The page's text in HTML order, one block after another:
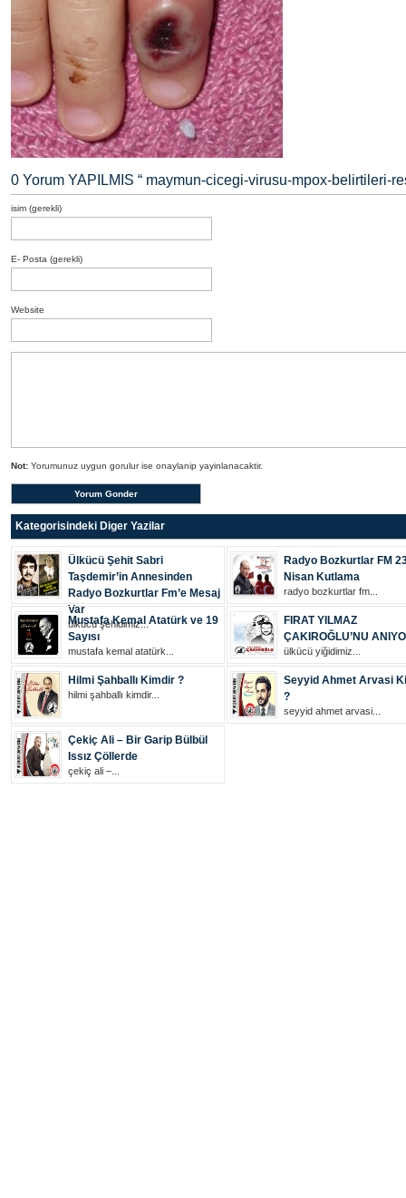
0 Yorum YAPILMIS “ maymun-cicegi-virusu-mpox-belirtileri-
isim (gerekli)
E- Posta (gerekli)
Website
Not: Yorumunuz uygun gorulur ise onaylanip yayinlanacaktir.
Kategorisindeki Diger Yazilar
Ülkücü Şehit Sabri
Taşdemir’in Annesinden
Radyo Bozkurtlar Fm’e Mesaj
Var
ülkücü şehi̇di̇mi̇z...
Radyo Bozkurtlar FM
Nisan Kutlama
radyo bozkurtlar fm...
Mustafa Kemal Atatürk ve 19
Sayısı
mustafa kemal atatürk...
FIRAT YILMAZ
ÇAKIROĞLU’NU
ülkücü yiğidimiz...
Hilmi Şahballı Kimdir ?
hilmi şahballı kimdir...
Seyyid Ahmet Arvasi
?
seyyid ahmet arvasi...
Çekiç Ali – Bir Garip Bülbül
Issız Çöllerde
çekiç ali –...